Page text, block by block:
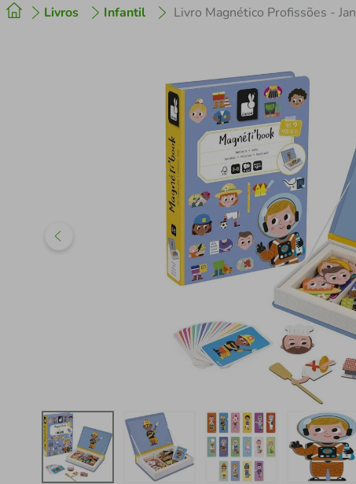
Livros Infantil Livro Magnético Profissões -
2º cafeteira
air fryer
iphone